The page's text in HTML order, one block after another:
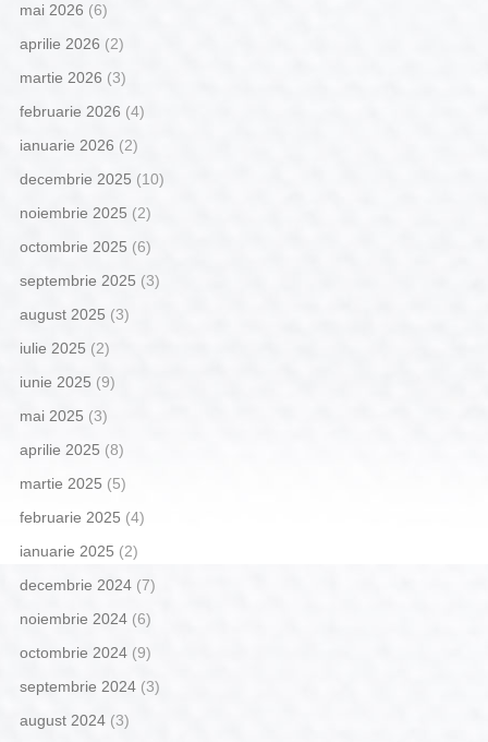
mai 2026 (6)
aprilie 2026 (2)
martie 2026 (3)
februarie 2026 (4)
ianuarie 2026 (2)
decembrie 2025 (10)
noiembrie 2025 (2)
octombrie 2025 (6)
septembrie 2025 (3)
august 2025 (3)
iulie 2025 (2)
iunie 2025 (9)
mai 2025 (3)
aprilie 2025 (8)
martie 2025 (5)
februarie 2025 (4)
ianuarie 2025 (2)
decembrie 2024(7)
noiembrie 2024(6)
octombrie 2024(9)
septembrie 2024(3)
august 2024(3)